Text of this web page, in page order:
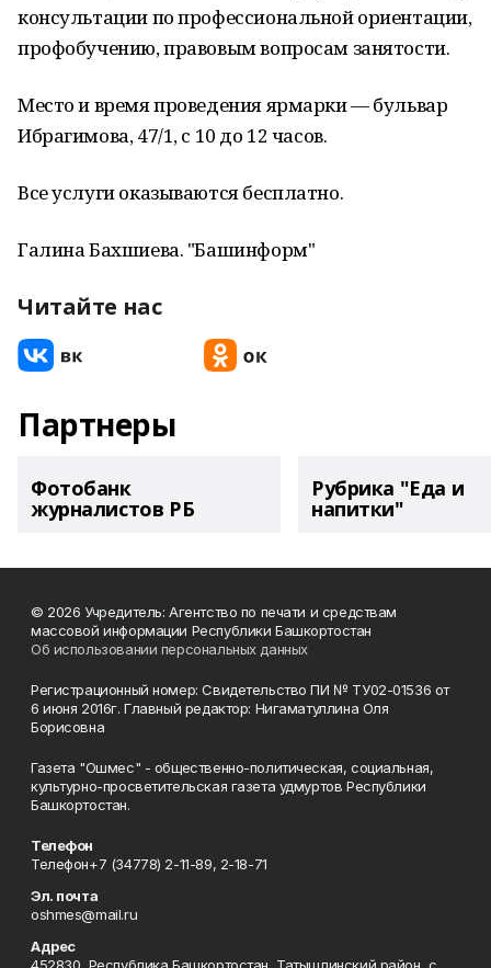
консультации по профессиональной ориентации,
профобучению, правовым вопросам занятости.
Место и время проведения ярмарки — бульвар
Ибрагимова, 47/1, с 10 до 12 часов.
Все услуги оказываются бесплатно.
Галина Бахшиева. "Башинформ"
Читайте нас
Партнеры
Фотобанк
журналистов РБ
Рубрика "Еда и
напитки"
© 2026 Учредитель: Агентство по печати и средствам
массовой информации Республики Башкортостан
Об использовании персональных данных
Регистрационный номер: Свидетельство ПИ № ТУ02-01536 от
6 июня 2016г. Главный редактор: Нигаматуллина Оля
Борисовна
Газета "Ошмес" - общественно-политическая, социальная,
культурно-просветительская газета удмуртов Республики
Башкортостан.
Телефон
Телефон+7 (34778) 2-11-89, 2-18-71
Эл. почта
oshmes@mail.ru
Адрес